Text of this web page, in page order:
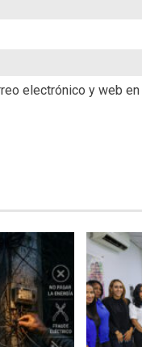
electrónico y web